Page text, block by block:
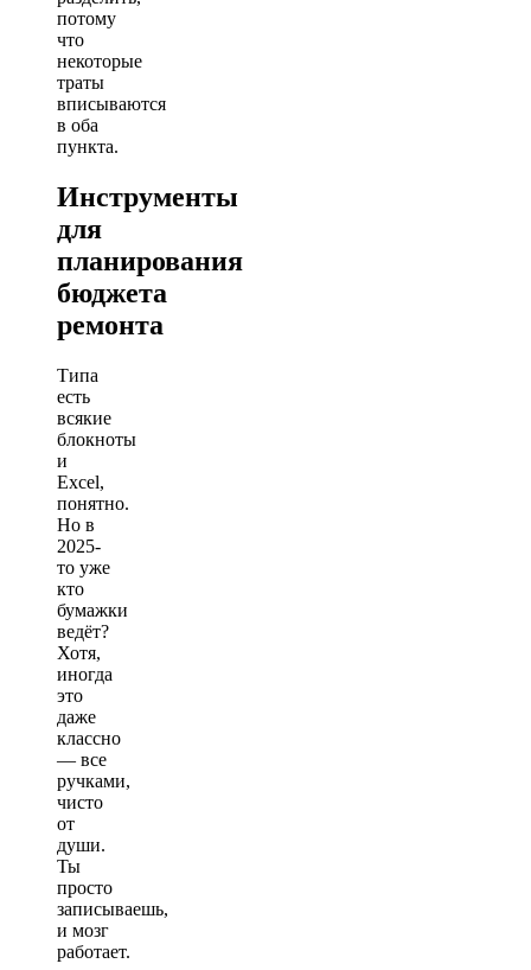
потому
что
некоторые
траты
вписываются
в оба
пункта.
Инструменты
для
планирования
бюджета
ремонта
Типа
есть
всякие
блокноты
и
Excel,
понятно.
Но в
2025-
то уже
кто
бумажки
ведёт?
Хотя,
иногда
это
даже
классно
— все
ручками,
чисто
от
души.
Ты
просто
записываешь,
и мозг
работает.